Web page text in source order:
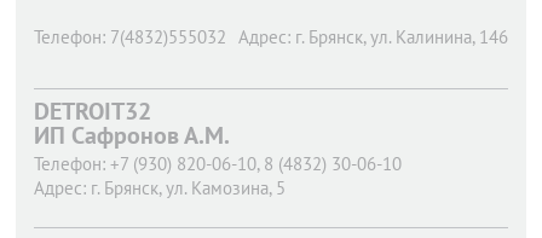
Телефон: 7(4832)555032 Адрес: г. Брянск, ул. Калинина, 146
DETROIT32
ИП Сафронов А.М.
Телефон: +7 (930) 820-06-10, 8 (4832) 30-06-10
Адрес: г. Брянск, ул. Камозина, 5